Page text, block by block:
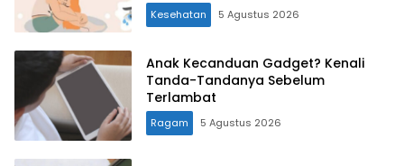
Kesehatan 5 Agustus 2026
Anak Kecanduan Gadget? Kenali
Tanda-Tandanya Sebelum
Terlambat
Ragam 5 Agustus 2026